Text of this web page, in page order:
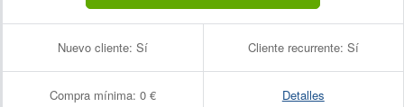
Nuevo cliente: Sí Cliente recurrente: Sí
Compra mínima: 0 € Detalles